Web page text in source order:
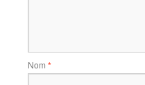
Nom *